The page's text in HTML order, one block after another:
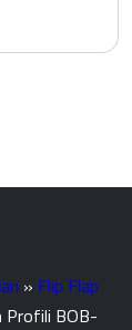
» Flip Flap
Profili BOB-